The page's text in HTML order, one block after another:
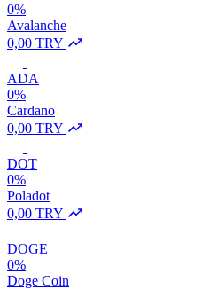
0%
Avalanche
0,00 TRY
ADA
0%
Cardano
0,00 TRY
DOT
0%
Poladot
0,00 TRY
DOGE
0%
Doge Coin